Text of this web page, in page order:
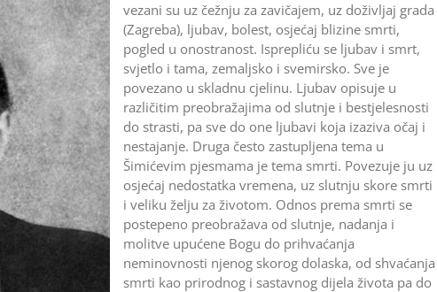
vezani su uz čežnju za zavičajem, uz doživljaj grada
(Zagreba), ljubav, bolest, osjećaj blizine smrti,
pogled u onostranost. Isprepliću se ljubav i smrt,
svjetlo i tama, zemaljsko i svemirsko. Sve je
povezano u skladnu cjelinu. Ljubav opisuje u
različitim preobražajima od slutnje i bestjelesnosti
do strasti, pa sve do one ljubavi koja izaziva očaj i
nestajanje. Druga često zastupljena tema u
Šimićevim pjesmama je tema smrti. Povezuje ju uz
osjećaj nedostatka vremena, uz slutnju skore smrti
i veliku želju za životom. Odnos prema smrti se
postepeno preobražava od slutnje, nadanja i
molitve upućene Bogu do prihvaćanja
neminovnosti njenog skorog dolaska, od shvaćanja
smrti kao prirodnog i sastavnog dijela života pa do